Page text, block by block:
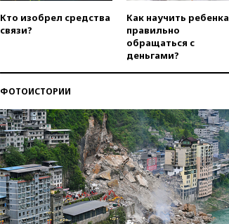
Кто изобрел средства
связи?
Как научить ребенка
правильно
обращаться с
деньгами?
ФОТОИСТОРИИ